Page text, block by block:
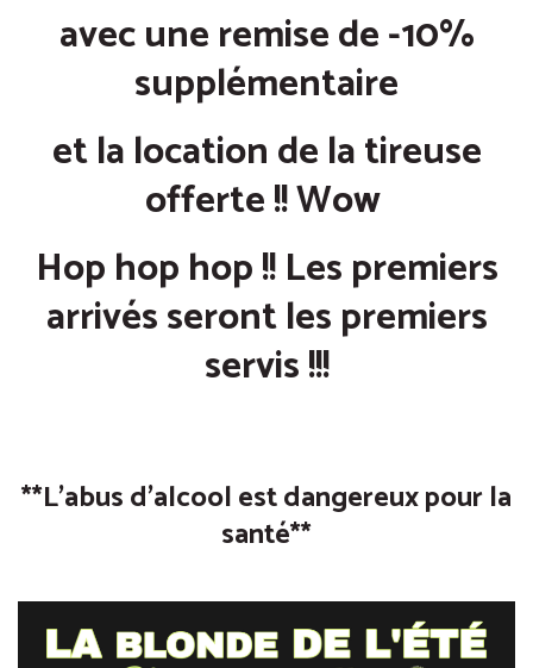
avec une remise de -10%
supplémentaire
et la location de la tireuse
offerte !! Wow
Hop hop hop !! Les premiers
arrivés seront les premiers
servis !!!
**L’abus d’alcool est dangereux pour la
santé**